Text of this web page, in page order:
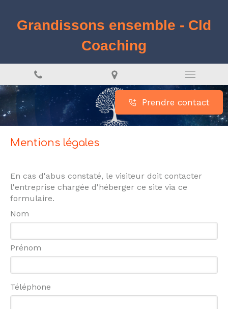
Grandissons ensemble - Cld
Coaching
Prendre contact
Mentions légales
En cas d'abus constaté, le visiteur doit contacter
l'entreprise chargée d'héberger ce site via ce
formulaire.
Nom
Prénom
Téléphone